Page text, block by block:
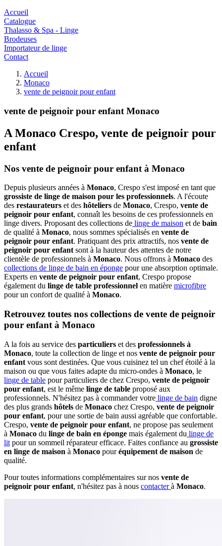
Accueil
Catalogue
Thalasso & Spa - Linge
Brodeuses
Importateur de linge
Contact
Accueil
Monaco
vente de peignoir pour enfant
vente de peignoir pour enfant Monaco
A Monaco Crespo, vente de peignoir pour
enfant
Nos vente de peignoir pour enfant à Monaco
Depuis plusieurs années à Monaco, Crespo s'est imposé en tant que
grossiste de linge de maison pour les professionnels. A l'écoute
des restaurateurs et des hôteliers de Monaco, Crespo, vente de
peignoir pour enfant, connaît les besoins de ces professionnels en
linge divers. Proposant des collections de linge de maison et de bain
de qualité à Monaco, nous sommes spécialisés en vente de
peignoir pour enfant. Pratiquant des prix attractifs, nos vente de
peignoir pour enfant sont à la hauteur des attentes de notre
clientèle de professionnels à Monaco. Nous offrons à Monaco des
collections de linge de bain en éponge pour une absorption optimale.
Experts en vente de peignoir pour enfant, Crespo propose
également du linge de table professionnel en matière microfibre
pour un confort de qualité à Monaco.
Retrouvez toutes nos collections de vente de peignoir
pour enfant à Monaco
A la fois au service des particuliers et des professionnels à
Monaco, toute la collection de linge et nos vente de peignoir pour
enfant vous sont destinées. Que vous cuisinez tel un chef étoilé à la
maison ou que vous faites adapte du micro-ondes à Monaco, le
linge de table pour particuliers de chez Crespo, vente de peignoir
pour enfant, est le même linge de table proposé aux
professionnels. N'hésitez pas à commander votre linge de bain digne
des plus grands hôtels de Monaco chez Crespo, vente de peignoir
pour enfant, pour une sortie de bain aussi agréable que confortable.
Crespo, vente de peignoir pour enfant, ne propose pas seulement
à Monaco du linge de bain en éponge mais également du linge de
lit pour un sommeil réparateur efficace. Faites confiance au grossiste
en linge de maison à Monaco pouréquipement de maison de
qualité.
Pour toutes informations complémentaires sur nos vente de
peignoir pour enfant, n'hésitez pas à nous contacterà Monaco.